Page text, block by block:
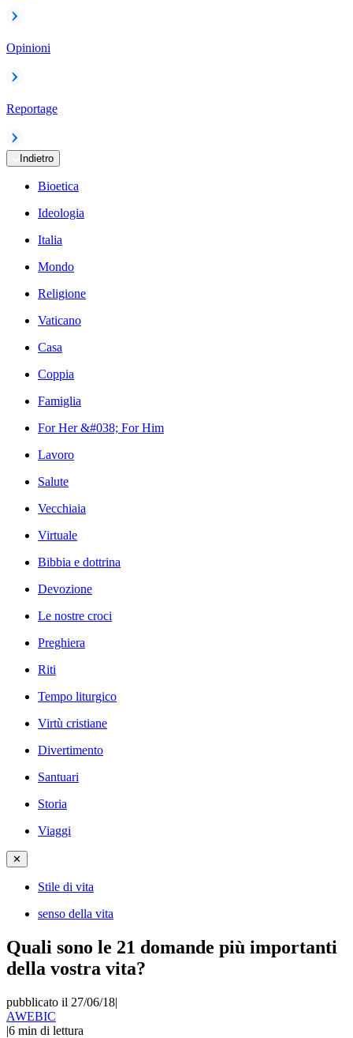
Opinioni
Reportage
Indietro
Bioetica
Ideologia
Italia
Mondo
Religione
Vaticano
Casa
Coppia
Famiglia
For Her &#038; For Him
Lavoro
Salute
Vecchiaia
Virtuale
Bibbia e dottrina
Devozione
Le nostre croci
Preghiera
Riti
Tempo liturgico
Virtù cristiane
Divertimento
Santuari
Storia
Viaggi
✕
Stile di vita
senso della vita
Quali sono le 21 domande più importanti
della vostra vita?
pubblicato il 27/06/18|
AWEBIC
|6 min di lettura